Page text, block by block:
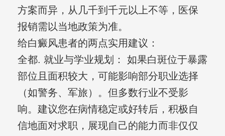
方案而异，从几千到千元以上不等，医保
报销需以当地政策为准。
给白癜风患者的两点实用建议：
全都. 就业与学业规划： 如果白斑位于暴露
部位且面积较大，可能影响部分职业选择
（如警务、军旅）。但多数行业不受影
响。建议您在病情稳定或好转后，积极自
信地面对求职，展现自己的能力而非仅仅